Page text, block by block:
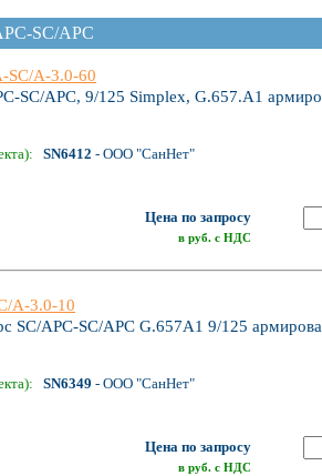
SC/APC
SC/A-3.0-60
SC/APC, 9/125 Simplex, G.657.A1
SN6412 - ООО "СанНет"
Цена по запросу
в руб. с НДС
A-3.0-10
SC/APC-SC/APC G.657A1 9/125
SN6349 - ООО "СанНет"
Цена по запросу
в руб. с НДС